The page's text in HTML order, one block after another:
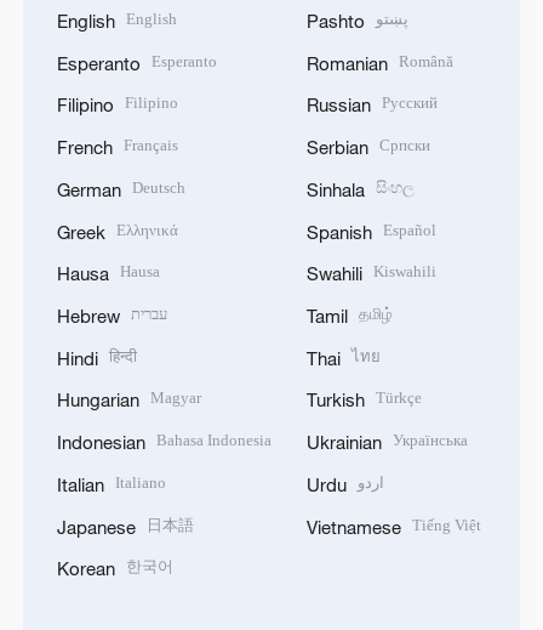
English English
Esperanto Esperanto
Filipino Filipino
French Français
German Deutsch
Greek Ελληνικά
Hausa Hausa
Hebrew עברית
Hindi हिन्दी
Hungarian Magyar
Indonesian Bahasa Indonesia
Italian Italiano
Japanese 日本語
Korean 한국어
Pashto پښتو
Romanian Română
Russian Русский
Serbian Српски
Sinhala සිංහල
Spanish Español
Swahili Kiswahili
Tamil தமிழ்
Thai ไทย
Turkish Türkçe
Ukrainian Українська
Urdu اردو
Vietnamese Tiếng Việt